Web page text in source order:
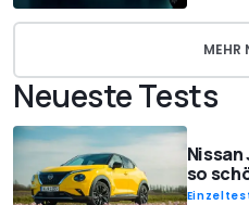
MEHR
Neueste Tests
Nissan
so